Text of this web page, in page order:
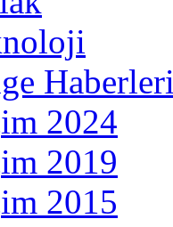
Haberleri
2024
2019
2015